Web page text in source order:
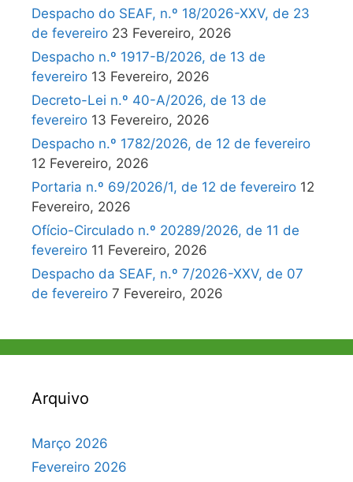
Despacho do SEAF, n.º 18/2026-XXV, de 23
de fevereiro 23 Fevereiro, 2026
Despacho n.º 1917-B/2026, de 13 de
fevereiro 13 Fevereiro, 2026
Decreto-Lei n.º 40-A/2026, de 13 de
fevereiro 13 Fevereiro, 2026
Despacho n.º 1782/2026, de 12 de fevereiro
12 Fevereiro, 2026
Portaria n.º 69/2026/1, de 12 de fevereiro 12
Fevereiro, 2026
Ofício-Circulado n.º 20289/2026, de 11 de
fevereiro 11 Fevereiro, 2026
Despacho da SEAF, n.º 7/2026-XXV, de 07
de fevereiro 7 Fevereiro, 2026
Arquivo
Março 2026
Fevereiro 2026